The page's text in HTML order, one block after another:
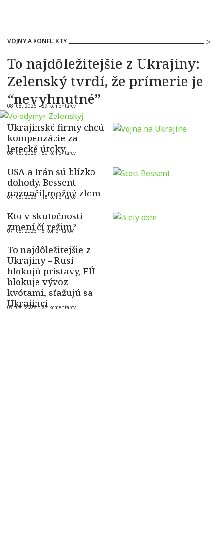
VOJNY A KONFLIKTY
To najdôležitejšie z Ukrajiny:
Zelenský tvrdí, že prímerie je
“nevyhnutné”
08. 08. 2026 |29 komentárov
Ukrajinské firmy chcú
kompenzácie za
letecké útoky
08. 08. 2026 |50 komentárov
USA a Irán sú blízko
dohody. Bessent
naznačil možný zlom
07. 08. 2026 |18 komentárov
Kto v skutočnosti
zmení čí režim?
07. 08. 2026 |8 komentárov
To najdôležitejšie z
Ukrajiny – Rusi
blokujú prístavy, EÚ
blokuje vývoz
kvótami, sťažujú sa
Ukrajinci
07. 08. 2026 |27 komentárov